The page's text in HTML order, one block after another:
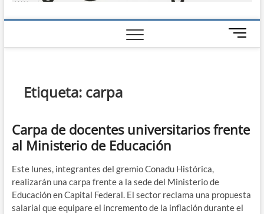
B
o
m
e
Etiqueta: carpa
Carpa de docentes universitarios frente
al Ministerio de Educación
Este lunes, integrantes del gremio Conadu Histórica,
realizarán una carpa frente a la sede del Ministerio de
Educación en Capital Federal. El sector reclama una propuesta
salarial que equipare el incremento de la inflación durante el